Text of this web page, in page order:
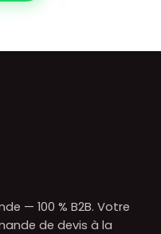
— 100 % B2B. Votre
de devis à la